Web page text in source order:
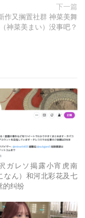
下一篇
作又搁置社群 神菜美舞
（神菜美まい）没事吧？
ガレソ揭露小宵虎南
なん）和河北彩花及七
的纠纷